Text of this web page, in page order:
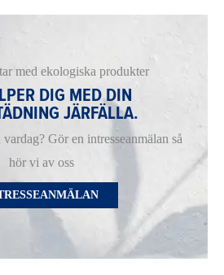
med ekologiska produkter
DIG MED DIN
JÄRFÄLLA.
Gör en intresseanmälan så
hör vi av oss